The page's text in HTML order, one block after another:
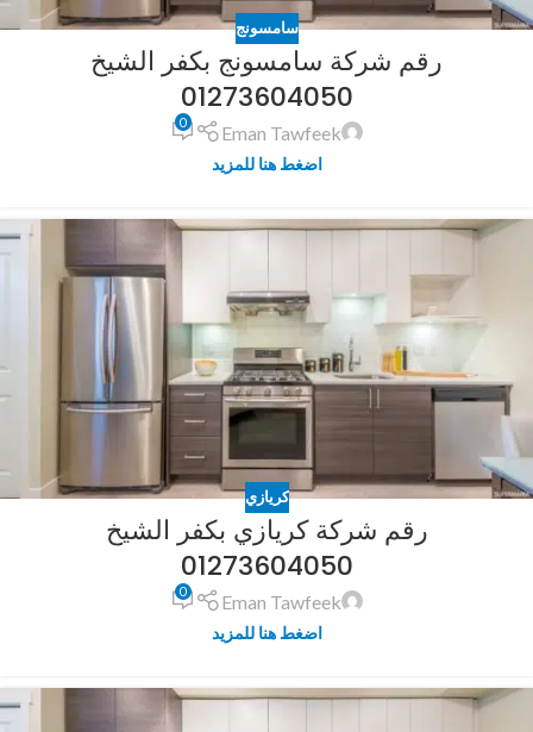
سامسونج
رقم شركة سامسونج بكفر الشيخ
01273604050
Eman Tawfeek
0
اضغط هنا للمزيد
كريازي
رقم شركة كريازي بكفر الشيخ
01273604050
Eman Tawfeek
0
اضغط هنا للمزيد